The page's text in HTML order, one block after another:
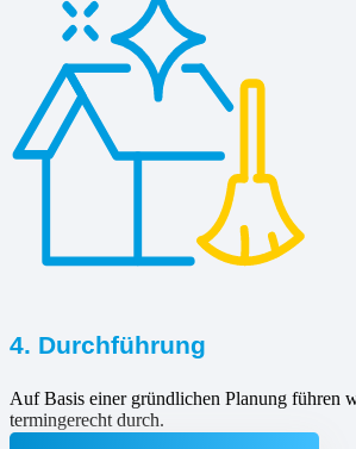
4. Durchführung
Auf Basis einer gründlichen Planung führen
termingerecht durch.